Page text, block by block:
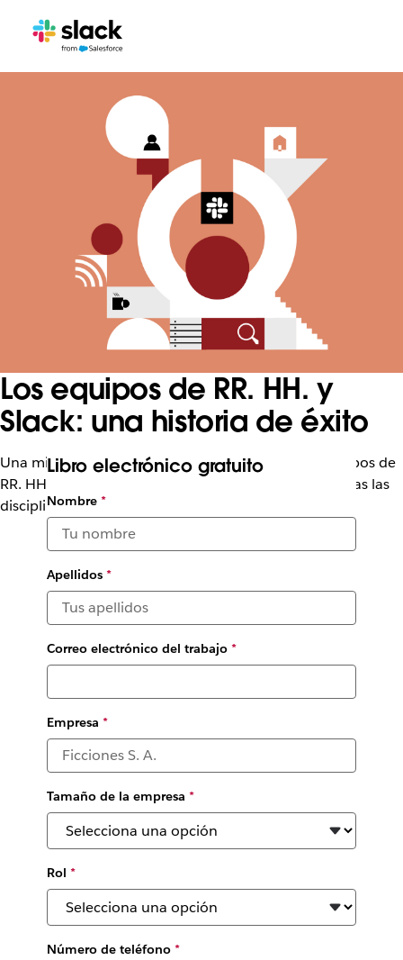
Los equipos de RR. HH. y
Slack: una historia de éxito
Una mirada a la forma en que Slack apoya a los equipos de
RR. HH. ayudándolos a colaborar entre ellos y en todas las
disciplinas
Libro electrónico gratuito
Nombre*
Apellidos*
Correo electrónico del trabajo*
Empresa *
Tamaño de la empresa *
Rol *
Número de teléfono*